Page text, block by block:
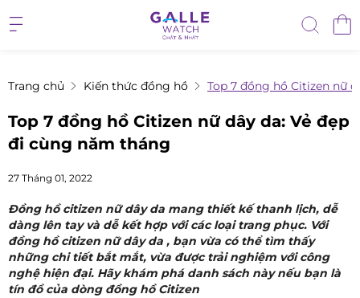
Trang chủ Kiến thức đồng hồ Top 7 đồng hồ Citizen nữ
Top 7 đồng hồ Citizen nữ dây da: Vẻ đẹp
đi cùng năm tháng
27 Tháng 01, 2022
Đồng hồ citizen nữ dây da mang thiết kế thanh lịch, dễ
dàng lên tay và dễ kết hợp với các loại trang phục. Với
đồng hồ citizen nữ dây da , bạn vừa có thể tìm thấy
những chi tiết bắt mắt, vừa được trải nghiệm với công
nghệ hiện đại. Hãy khám phá danh sách này nếu bạn là
tín đồ của dòng đồng hồ Citizen